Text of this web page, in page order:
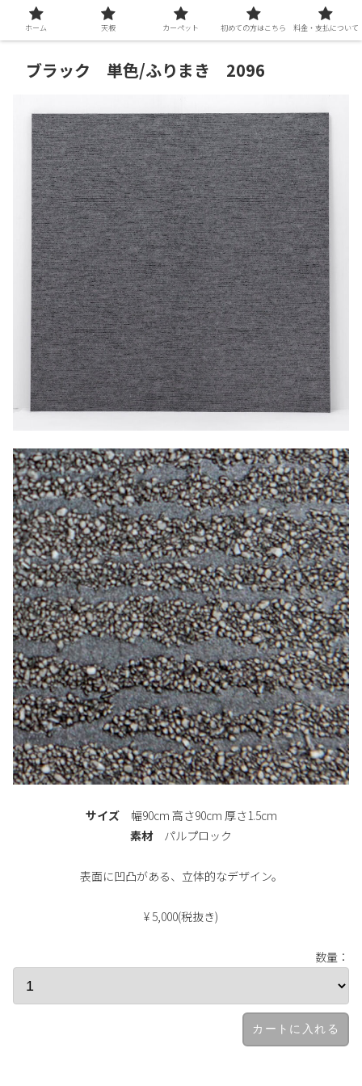
ブラック 単色/ふりまき 2096
サイズ幅90cm 高さ90cm 厚さ1.5cm
素材 パルプロック
表面に凹凸がある、立体的なデザイン。
¥ 5,000(税抜き)
数量：
ホーム 天板 カーペット 初めての方はこちら 料金・支払について